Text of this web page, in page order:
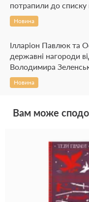
потрапили до списку
Новина
Ілларіон Павлюк та
державні нагороди
Володимира
Новина
Вам може